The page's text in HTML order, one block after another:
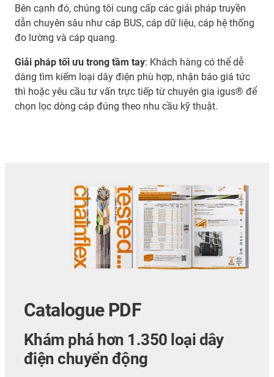
Bên cạnh đó, chúng tôi cung cấp các giải pháp truyền
dẫn chuyên sâu như cáp BUS, cáp dữ liệu, cáp hệ thống
đo lường và cáp quang.
Giải pháp tối ưu trong tầm tay: Khách hàng có thể dễ
dàng tìm kiếm loại dây điện phù hợp, nhận báo giá tức
thì hoặc yêu cầu tư vấn trực tiếp từ chuyên gia igus® để
chọn lọc dòng cáp đúng theo nhu cầu kỹ thuật.
Catalogue PDF
Khám phá hơn 1.350 loại dây
điện chuyển động